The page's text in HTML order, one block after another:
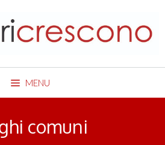
MENU
comuni